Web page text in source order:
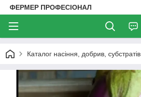
ФЕРМЕР ПРОФЕСІОНАЛ
Каталог насіння, добрив, субстратів